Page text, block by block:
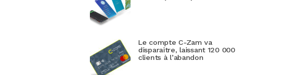
Le compte C-Zam va
disparaitre, laissant 120 000
clients à l’abandon